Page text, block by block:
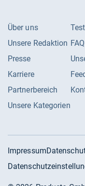
Über uns
Unsere Redaktion
Presse
Karriere
Partnerbereich
Unsere Kategorien
FAQ
Impressum